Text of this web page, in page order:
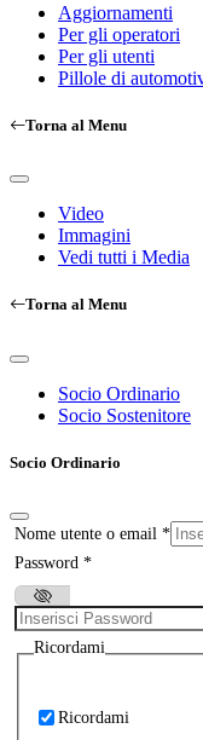
Aggiornamenti
Per gli operatori
Per gli utenti
Pillole di
Torna al Menu
Video
Immagini
Vedi tutti i Media
Torna al Menu
Socio Ordinario
Socio Sostenitore
Socio Ordinario
Nome utente o email *
Password *
Ricordami
Ricordami